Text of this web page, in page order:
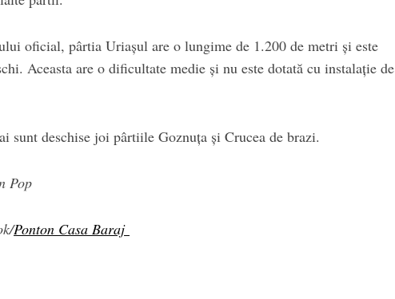
oficial, pârtia Uriașul are o lungime de 1.200 de metri și este
Aceasta are o dificultate medie și nu este dotată cu instalație de
sunt deschise joi pârtiile Goznuța și Crucea de brazi.
Pop
Ponton Casa Baraj